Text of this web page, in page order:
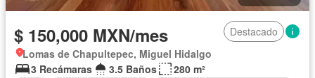
$ 150,000 MXN/mes
Destacado
Lomas de Chapultepec, Miguel Hidalgo
3 Recámaras
3.5 Baños
280 m²